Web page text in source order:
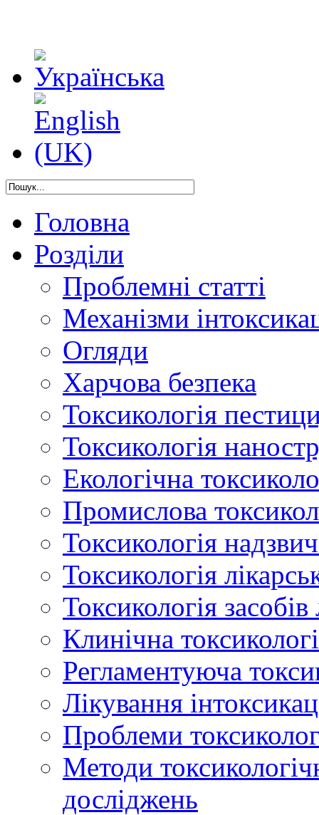
Головна
Розділи
Проблемні статті
Механізми
Огляди
Харчова безпека
Токсикологія
Токсикологія
Екологічна
Промислова
Токсикологія
Токсикологія
Токсикологія
Клинічна
Регламентуюча
Лікування
Проблеми
Методи
досліджень